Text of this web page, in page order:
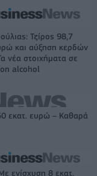
Τζίρος 98,7
και αύξηση κερδών
νέα στοιχήματα σε
alcohol
εκατ. ευρώ – Καθαρά
ενίσχυση 8 εκατ.